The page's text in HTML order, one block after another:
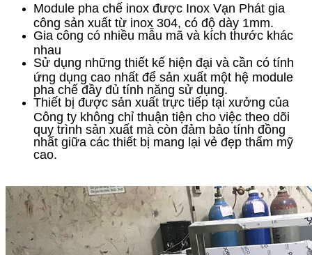
Module pha chế inox được Inox Vạn Phát gia
công sản xuất từ inox 304, có độ dày 1mm.
Gia công có nhiều mẫu mã và kích thước khác
nhau
Sử dụng những thiết kế hiện đại và cần có tính
ứng dụng cao nhất để sản xuất một hệ module
pha chế đầy đủ tính năng sử dụng.
Thiết bị được sản xuất trực tiếp tại xưởng của
Công ty không chỉ thuận tiện cho việc theo dõi
quy trình sản xuất mà còn đảm bảo tính đồng
nhất giữa các thiết bị mang lại vẻ đẹp thẩm mỹ
cao.